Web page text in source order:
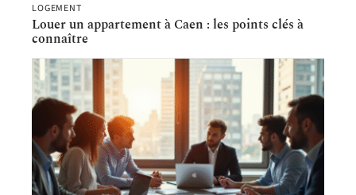
LOGEMENT
Louer un appartement à Caen : les points clés à
connaître